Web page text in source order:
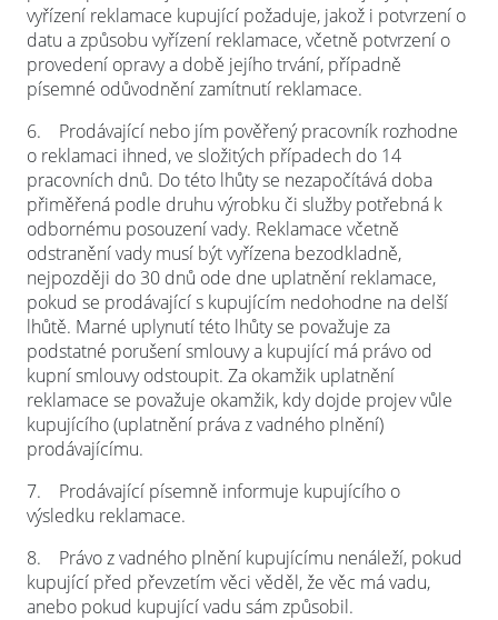
vyřízení reklamace kupující požaduje, jakož i potvrzení o
datu a způsobu vyřízení reklamace, včetně potvrzení o
provedení opravy a době jejího trvání, případně
písemné odůvodnění zamítnutí reklamace.
6. Prodávající nebo jím pověřený pracovník rozhodne
o reklamaci ihned, ve složitých případech do 14
pracovních dnů. Do této lhůty se nezapočítává doba
přiměřená podle druhu výrobku či služby potřebná k
odbornému posouzení vady. Reklamace včetně
odstranění vady musí být vyřízena bezodkladně,
nejpozději do 30 dnů ode dne uplatnění reklamace,
pokud se prodávající s kupujícím nedohodne na delší
lhůtě. Marné uplynutí této lhůty se považuje za
podstatné porušení smlouvy a kupující má právo od
kupní smlouvy odstoupit. Za okamžik uplatnění
reklamace se považuje okamžik, kdy dojde projev vůle
kupujícího (uplatnění práva z vadného plnění)
prodávajícímu.
7. Prodávající písemně informuje kupujícího o
výsledku reklamace.
8. Právo z vadného plnění kupujícímu nenáleží, pokud
kupující před převzetím věci věděl, že věc má vadu,
anebo pokud kupující vadu sám způsobil.